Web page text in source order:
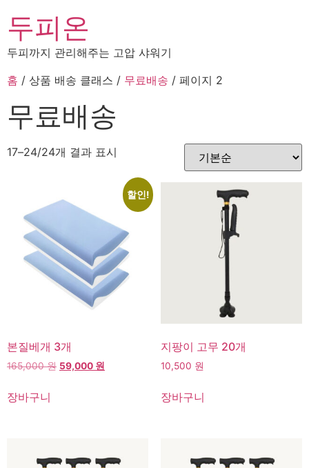
두피온
두피까지 관리해주는 고압 샤워기
홈 / 상품 배송 클래스 / 무료배송 / 페이지 2
무료배송
17–24/24개 결과 표시
할인!
본질베개 3개
165,000원 59,000 원
장바구니
지팡이 고무 20개
10,500 원
장바구니